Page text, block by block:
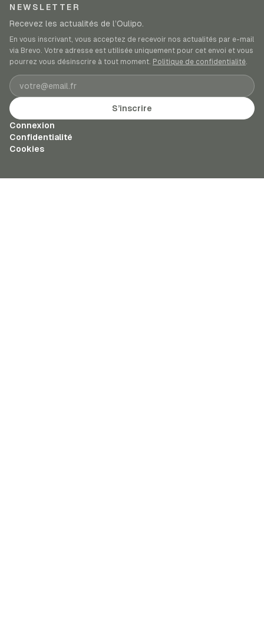
NEWSLETTER
Recevez les actualités de l’Oulipo.
En vous inscrivant, vous acceptez de recevoir nos actualités par e-mail
via Brevo. Votre adresse est utilisée uniquement pour cet envoi et vous
pourrez vous désinscrire à tout moment. Politique de confidentialité.
Adresse e-mail
S’inscrire
Connexion
Confidentialité
Cookies